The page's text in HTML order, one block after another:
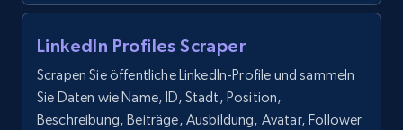
URL, Post id, Description, Create time, Digg
count, and more.
6.7K+ 894+ Gratis testen
LinkedIn Profiles Scraper
Scrapen Sie öffentliche LinkedIn-Profile und sammeln
Sie Daten wie Name, ID, Stadt, Position,
Beschreibung, Beiträge, Ausbildung, Avatar, Follower